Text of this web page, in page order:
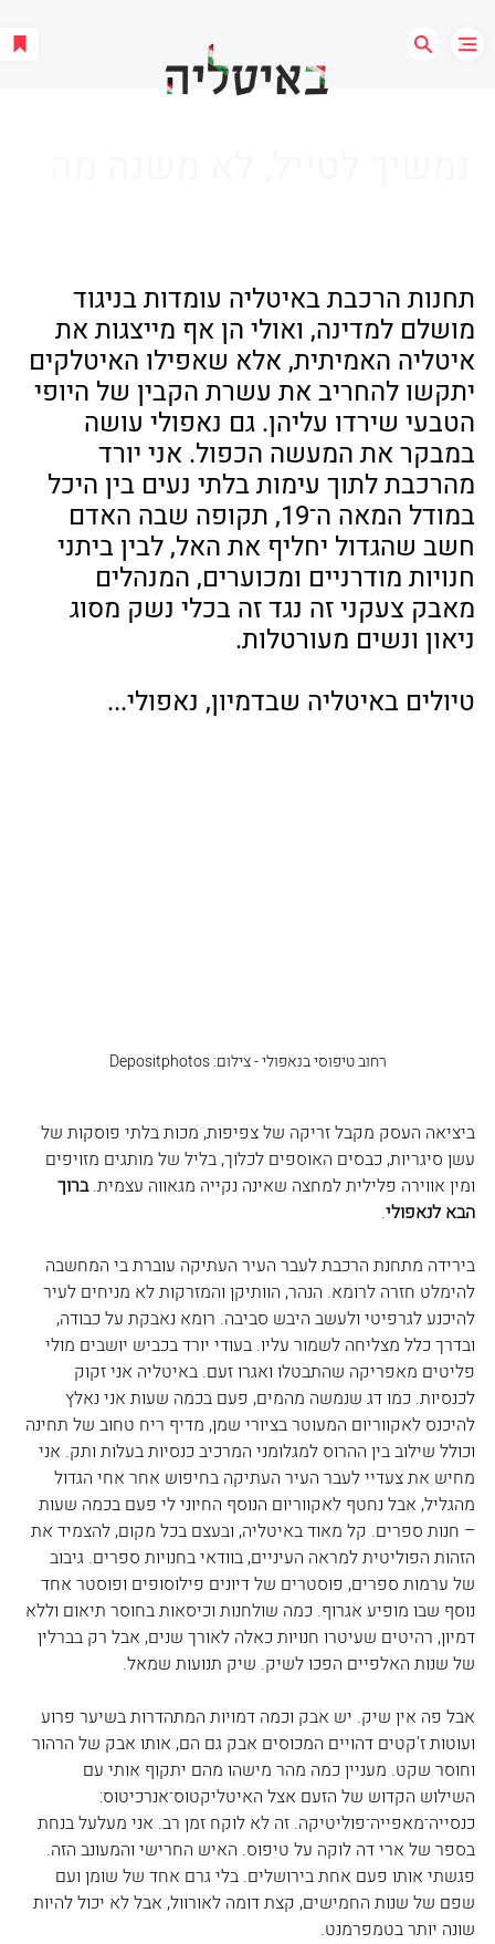
תחנות הרכבת באיטליה עומדות בניגוד
מושלם למדינה, ואולי הן אף מייצגות את
איטליה האמיתית, אלא שאפילו האיטלקים
יתקשו להחריב את עשרת הקבין של היופי
הטבעי שירדו עליהן. גם נאפולי עושה
במבקר את המעשה הכפול. אני יורד
מהרכבת לתוך עימות בלתי נעים בין היכל
במודל המאה ה־19, תקופה שבה האדם
חשב שהגדול יחליף את האל, לבין ביתני
חנויות מודרניים ומכוערים, המנהלים
מאבק צעקני זה נגד זה בכלי נשק מסוג
ניאון ונשים מעורטלות.
טיולים באיטליה שבדמיון, נאפולי...
רחוב טיפוסי בנאפולי - צילום: Depositphotos
ביציאה העסק מקבל זריקה של צפיפות, מכות בלתי פוסקות של
עשן סיגריות, כבסים האוספים לכלוך, בליל של מותגים מזויפים
ומין אווירה פלילית למחצה שאינה נקייה מגאווה עצמית. ברוך
הבא לנאפולי.
בירידה מתחנת הרכבת לעבר העיר העתיקה עוברת בי המחשבה
להימלט חזרה לרומא. הנהר, הוותיקן והמזרקות לא מניחים לעיר
להיכנע לגרפיטי ולעשב היבש סביבה. רומא נאבקת על כבודה,
ובדרך כלל מצליחה לשמור עליו. בעודי יורד בכביש יושבים מולי
פליטים מאפריקה שהתבטלו ואגרו זעם. באיטליה אני זקוק
לכנסיות. כמו דג שנמשה מהמים, פעם בכמה שעות אני נאלץ
להיכנס לאקווריום המעוטר בציורי שמן, מדיף ריח טחוב של תחינה
וכולל שילוב בין ההרוס למגלומני המרכיב כנסיות בעלות ותק. אני
מחיש את צעדיי לעבר העיר העתיקה בחיפוש אחר אחי הגדול
מהגליל, אבל נחטף לאקווריום הנוסף החיוני לי פעם בכמה שעות
– חנות ספרים. קל מאוד באיטליה, ובעצם בכל מקום, להצמיד את
הזהות הפוליטית למראה העיניים, בוודאי בחנויות ספרים. גיבוב
של ערמות ספרים, פוסטרים של דיונים פילוסופים ופוסטר אחד
נוסף שבו מופיע אגרוף. כמה שולחנות וכיסאות בחוסר תיאום וללא
דמיון, רהיטים שעיטרו חנויות כאלה לאורך שנים, אבל רק בברלין
של שנות האלפיים הפכו לשיק. שיק תנועות שמאל.
אבל פה אין שיק. יש אבק וכמה דמויות המתהדרות בשיער פרוע
ועוטות ז'קטים דהויים המכוסים אבק גם הם, אותו אבק של הרהור
וחוסר שקט. מעניין כמה מהר מישהו מהם יתקוף אותי עם
השילוש הקדוש של הזעם אצל האיטליקטוס־אנרכיטוס:
כנסייה־מאפייה־פוליטיקה. זה לא לוקח זמן רב. אני מעלעל בנחת
בספר של ארי דה לוקה על טיפוס. האיש החרישי והמעונב הזה.
פגשתי אותו פעם אחת בירושלים. בלי גרם אחד של שומן ועם
שפם של שנות החמישים, קצת דומה לאורוול, אבל לא יכול להיות
שונה יותר בטמפרמנט.